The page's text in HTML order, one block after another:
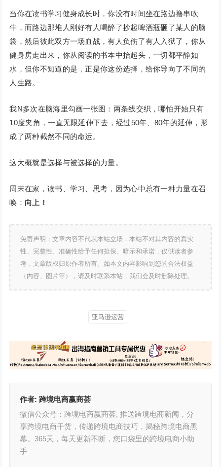
当你在读书学习健身成长时，你没有时间坐在路边撸串吹
牛，而路边那堆人刚好有人喝醉了抄起啤酒瓶砸了某人的脑
袋，然后彼此双方一场血战，有人负伤了有人入狱了，你从
健身房走出来，你从阅读的书本中抬起头，一切都平静如
水，但你不知道的是，正是你这份选择，给你导向了不同的
人生路。
我N多次在脑海里勾画一张图：两条线交织，哪怕开始只有
10度夹角，一直无限延伸下去，经过50年、80年的延伸，形
成了两种截然不同的命运。
这大概就是选择与被选择的力量。
周末在家，读书、学习、思考，因为心中总有一种力量在召
唤： 向上！
免责声明：文章内容不代表本站立场，本站不对其内容的真实
性、完整性、准确性给予任何担保、暗示和承诺，仅供读者参
考，文章版权归原作者所有。如本文内容影响到您的合法权益
（内容、图片等），请及时联系本站，我们会及时删除处理。
亚马逊运营
作者: 跨境电商赢商荟
微信公众号：跨境电商赢商荟, 推送跨境电商新闻，分
享跨境电商干货，传递跨境电商技巧，揭秘跨境电商黑
幕。365天，每天更新不断，您口袋里的跨境电商小助
手